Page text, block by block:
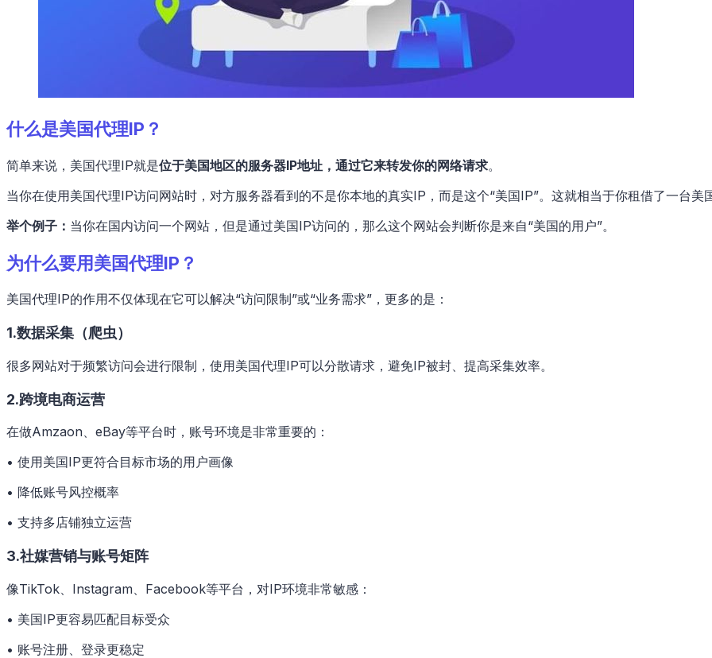
什么是美国代理IP？
简单来说，美国代理IP就是位于美国地区的服务器IP地址，通过它来转发你的网络请求。
当你在使用美国代理IP访问网站时，对方服务器看到的不是你本地的真实IP，而是这个“美国IP”。这就相当于你租借了一台美
举个例子： 当你在国内访问一个网站，但是通过美国IP访问的，那么这个网站会判断你是来自“美国的用户”。
为什么要用美国代理IP？
美国代理IP的作用不仅体现在它可以解决“访问限制”或“业务需求”，更多的是：
1.数据采集（爬虫）
很多网站对于频繁访问会进行限制，使用美国代理IP可以分散请求，避免IP被封、提高采集效率。
2.跨境电商运营
在做Amzaon、eBay等平台时，账号环境是非常重要的：
• 使用美国IP更符合目标市场的用户画像
• 降低账号风控概率
• 支持多店铺独立运营
3.社媒营销与账号矩阵
像TikTok、Instagram、Facebook等平台，对IP环境非常敏感：
• 美国IP更容易匹配目标受众
• 账号注册、登录更稳定